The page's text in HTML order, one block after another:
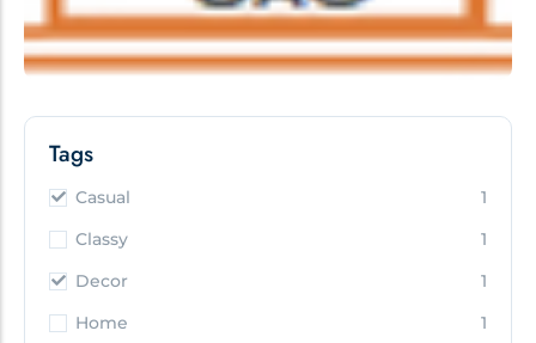
Tags
Casual
1
Classy
1
Decor
1
Home
1